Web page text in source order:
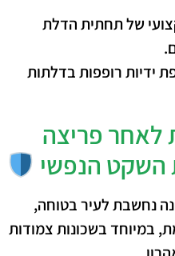
של תחתית הדלת
ידיות רופפות בדלתות
לאחר פריצה
השקט הנפשי
נחשבת לעיר בטוחה,
במיוחד בשכונות צמודות